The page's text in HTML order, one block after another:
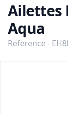
Ailettes
Aqua
Reference -